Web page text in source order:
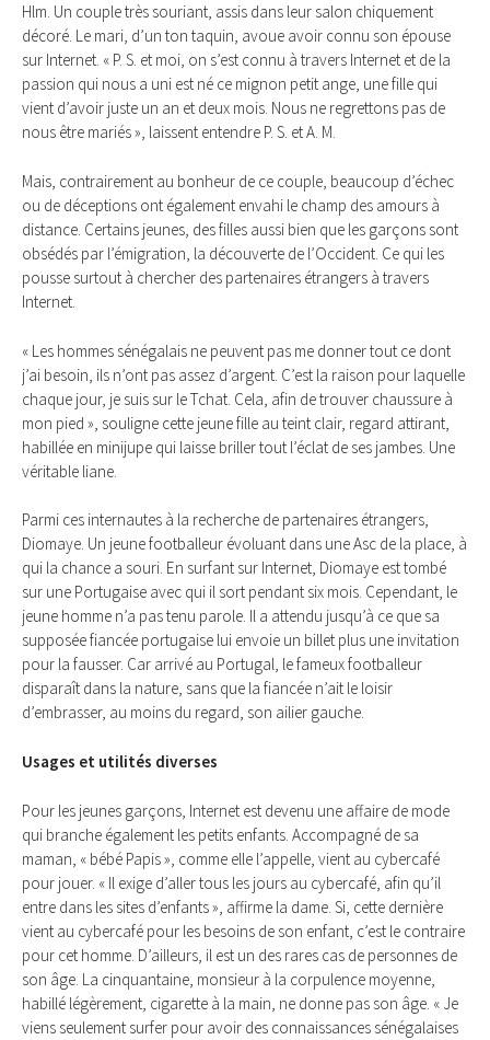
Hlm. Un couple très souriant, assis dans leur salon chiquement
décoré. Le mari, d’un ton taquin, avoue avoir connu son épouse
sur Internet. « P. S. et moi, on s’est connu à travers Internet et de la
passion qui nous a uni est né ce mignon petit ange, une fille qui
vient d’avoir juste un an et deux mois. Nous ne regrettons pas de
nous être mariés », laissent entendre P. S. et A. M.
Mais, contrairement au bonheur de ce couple, beaucoup d’échec
ou de déceptions ont également envahi le champ des amours à
distance. Certains jeunes, des filles aussi bien que les garçons sont
obsédés par l’émigration, la découverte de l’Occident. Ce qui les
pousse surtout à chercher des partenaires étrangers à travers
Internet.
« Les hommes sénégalais ne peuvent pas me donner tout ce dont
j’ai besoin, ils n’ont pas assez d’argent. C’est la raison pour laquelle
chaque jour, je suis sur le Tchat. Cela, afin de trouver chaussure à
mon pied », souligne cette jeune fille au teint clair, regard attirant,
habillée en minijupe qui laisse briller tout l’éclat de ses jambes. Une
véritable liane.
Parmi ces internautes à la recherche de partenaires étrangers,
Diomaye. Un jeune footballeur évoluant dans une Asc de la place, à
qui la chance a souri. En surfant sur Internet, Diomaye est tombé
sur une Portugaise avec qui il sort pendant six mois. Cependant, le
jeune homme n’a pas tenu parole. Il a attendu jusqu’à ce que sa
supposée fiancée portugaise lui envoie un billet plus une invitation
pour la fausser. Car arrivé au Portugal, le fameux footballeur
disparaît dans la nature, sans que la fiancée n’ait le loisir
d’embrasser, au moins du regard, son ailier gauche.
Usages et utilités diverses
Pour les jeunes garçons, Internet est devenu une affaire de mode
qui branche également les petits enfants. Accompagné de sa
maman, « bébé Papis », comme elle l’appelle, vient au cybercafé
pour jouer. « Il exige d’aller tous les jours au cybercafé, afin qu’il
entre dans les sites d’enfants », affirme la dame. Si, cette dernière
vient au cybercafé pour les besoins de son enfant, c’est le contraire
pour cet homme. D’ailleurs, il est un des rares cas de personnes de
son âge. La cinquantaine, monsieur à la corpulence moyenne,
habillé légèrement, cigarette à la main, ne donne pas son âge. « Je
viens seulement surfer pour avoir des connaissances sénégalaises